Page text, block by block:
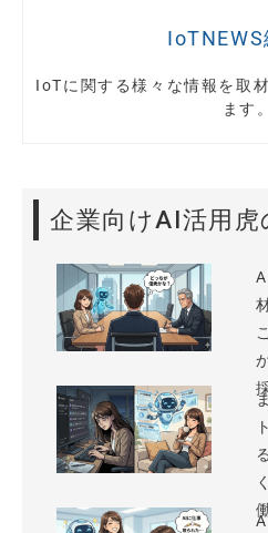
IoTNEWS
IoTに関する様々な情報を取
ます。
企業向けAI活用虎